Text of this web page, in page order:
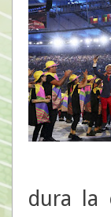
dura la